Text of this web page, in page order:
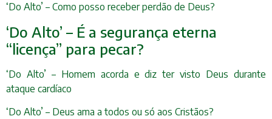
‘Do Alto’ – Como posso receber perdão de Deus?
‘Do Alto’ – É a segurança eterna
“licença” para pecar?
‘Do Alto’ – Homem acorda e diz ter visto Deus durante
ataque cardíaco
‘Do Alto’ – Deus ama a todos ou só aos Cristãos?